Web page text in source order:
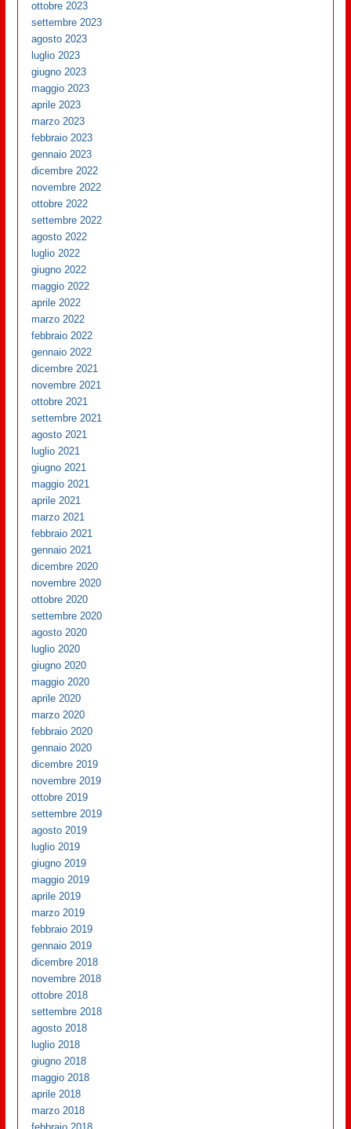
ottobre 2023
settembre 2023
agosto 2023
luglio 2023
giugno 2023
maggio 2023
aprile 2023
marzo 2023
febbraio 2023
gennaio 2023
dicembre 2022
novembre 2022
ottobre 2022
settembre 2022
agosto 2022
luglio 2022
giugno 2022
maggio 2022
aprile 2022
marzo 2022
febbraio 2022
gennaio 2022
dicembre 2021
novembre 2021
ottobre 2021
settembre 2021
agosto 2021
luglio 2021
giugno 2021
maggio 2021
aprile 2021
marzo 2021
febbraio 2021
gennaio 2021
dicembre 2020
novembre 2020
ottobre 2020
settembre 2020
agosto 2020
luglio 2020
giugno 2020
maggio 2020
aprile 2020
marzo 2020
febbraio 2020
gennaio 2020
dicembre 2019
novembre 2019
ottobre 2019
settembre 2019
agosto 2019
luglio 2019
giugno 2019
maggio 2019
aprile 2019
marzo 2019
febbraio 2019
gennaio 2019
dicembre 2018
novembre 2018
ottobre 2018
settembre 2018
agosto 2018
luglio 2018
giugno 2018
maggio 2018
aprile 2018
marzo 2018